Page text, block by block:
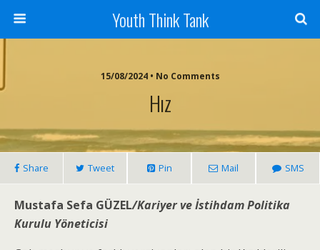
Youth Think Tank
15/08/2024 • No Comments
Hız
Share Tweet Pin Mail SMS
Mustafa Sefa GÜZEL/Kariyer ve İstihdam Politika
Kurulu Yöneticisi